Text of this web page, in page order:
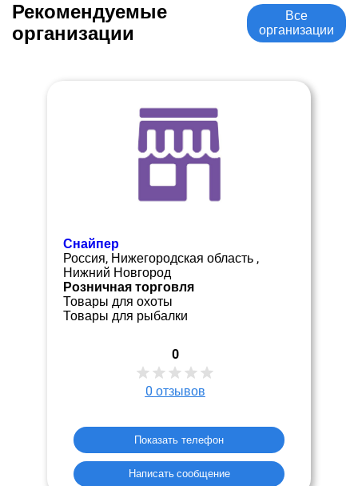
Рекомендуемые
организации
Все
организации
Снайпер
Россия, Нижегородская область ,
Нижний Новгород
Розничная торговля
Товары для охоты
Товары для рыбалки
0
0 отзывов
Показать телефон
Написать сообщение